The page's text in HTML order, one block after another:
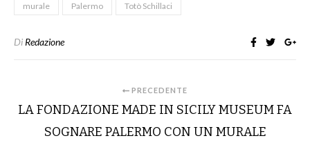
murale Palermo Totò Schillaci
Di Redazione
PRECEDENTE
LA FONDAZIONE MADE IN SICILY MUSEUM FA
SOGNARE PALERMO CON UN MURALE